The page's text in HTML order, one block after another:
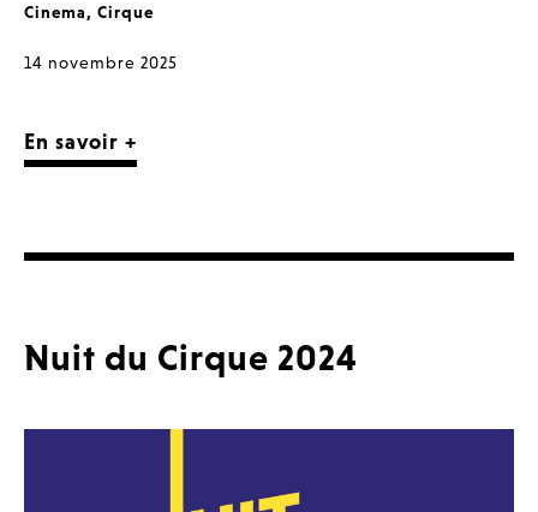
Cinema, Cirque
14 novembre 2025
En savoir +
Nuit du Cirque 2024